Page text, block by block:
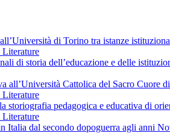
di Torino tra istanze
di storia dell’educazione e delle
all’Università Cattolica del Sacro
storiografia pedagogica e educativa di
Italia dal secondo dopoguerra agli anni